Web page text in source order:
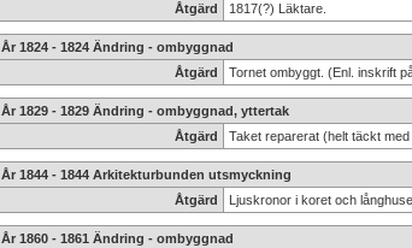
Åtgärd
1817(?) Läktare.
År 1824 - 1824 Ändring - ombyggnad
Åtgärd
Tornet ombyggt. (Enl. inskrift
År 1829 - 1829 Ändring - ombyggnad, yttertak
Åtgärd
Taket reparerat (helt täckt
År 1844 - 1844 Arkitekturbunden utsmyckning
Åtgärd
Ljuskronor i koret och
År 1860 - 1861 Ändring - ombyggnad